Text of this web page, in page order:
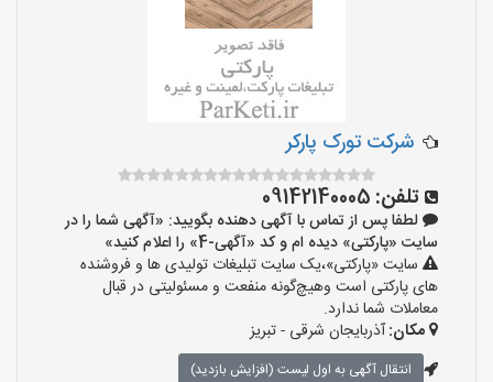
شرکت تورک پارکر
تلفن: 09142140005
لطفا پس از تماس با آگهی دهنده بگویید: «آگهی شما را در
سایت «پارکتی» دیده ام و کد «آگهی-4» را اعلام کنید»
سایت «پارکتی»،یک سایت تبلیغات تولیدی ها و فروشنده
های پارکتی است وهیچ‌گونه منفعت و مسئولیتی در قبال
معاملات شما ندارد.
مکان:آذربایجان شرقی - تبریز
انتقال آگهی به اول لیست (افزایش بازدید)